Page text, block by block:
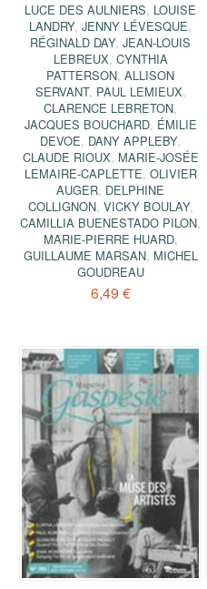
LUCE DES AULNIERS, LOUISE
LANDRY,JENNY LÉVESQUE,
RÉGINALD DAY,JEAN-LOUIS
LEBREUX, CYNTHIA
PATTERSON,ALLISON
SERVANT, PAUL LEMIEUX,
CLARENCE LEBRETON,
JACQUES BOUCHARD, ÉMILIE
DEVOE, DANY APPLEBY,
CLAUDE RIOUX, MARIE-JOSÉE
LEMAIRE-CAPLETTE, OLIVIER
AUGER, DELPHINE
COLLIGNON, VICKY BOULAY,
CAMILLIA BUENESTADO PILON,
MARIE-PIERRE HUARD,
GUILLAUME MARSAN, MICHEL
GOUDREAU
6,49 €